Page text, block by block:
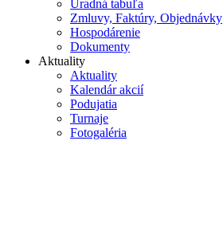
Úradná tabuľa
Zmluvy, Faktúry, Objednávky
Hospodárenie
Dokumenty
Aktuality
Aktuality
Kalendár akcií
Podujatia
Turnaje
Fotogaléria